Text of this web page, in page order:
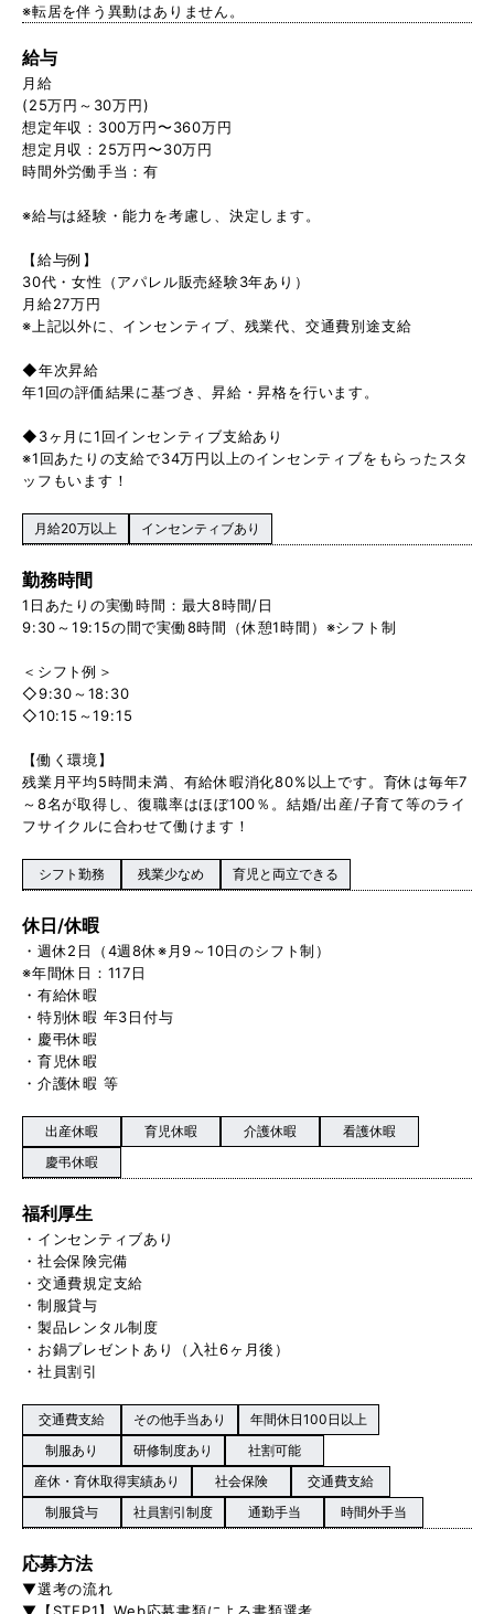
※転居を伴う異動はありません。
給与
月給
(25万円～30万円)
想定年収：300万円〜360万円
想定月収：25万円〜30万円
時間外労働手当：有
※給与は経験・能力を考慮し、決定します。
【給与例】
30代・女性（アパレル販売経験3年あり）
月給27万円
※上記以外に、インセンティブ、残業代、交通費別途支給
◆年次昇給
年1回の評価結果に基づき、昇給・昇格を行います。
◆3ヶ月に1回インセンティブ支給あり
※1回あたりの支給で34万円以上のインセンティブをもらったスタ
ッフもいます！
月給20万以上 インセンティブあり
勤務時間
1日あたりの実働時間：最大8時間/日
9:30～19:15の間で実働8時間（休憩1時間）※シフト制
＜シフト例＞
◇9:30～18:30
◇10:15～19:15
【働く環境】
残業月平均5時間未満、有給休暇消化80%以上です。育休は毎年7
～8名が取得し、復職率はほぼ100％。結婚/出産/子育て等のライ
フサイクルに合わせて働けます！
シフト勤務 残業少なめ 育児と両立できる
休日/休暇
・週休2日（4週8休※月9～10日のシフト制）
※年間休日：117日
・有給休暇
・特別休暇 年3日付与
・慶弔休暇
・育児休暇
・介護休暇 等
出産休暇 育児休暇 介護休暇
看護休暇
慶弔休暇
福利厚生
・インセンティブあり
・社会保険完備
・交通費規定支給
・制服貸与
・製品レンタル制度
・お鍋プレゼントあり（入社6ヶ月後）
・社員割引
交通費支給 その他手当あり
年間休日100日以上
制服あり
研修制度あり
社割可能
産休・育休取得実績あり
社会保険
交通費支給
制服貸与
社員割引制度 通勤手当 時間外手当
応募方法
▼選考の流れ